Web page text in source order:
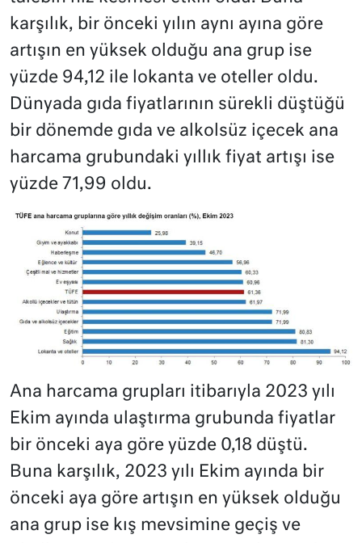
karşılık, bir önceki yılın aynı ayına göre
artışın en yüksek olduğu ana grup ise
yüzde 94,12 ile lokanta ve oteller oldu.
Dünyada gıda fiyatlarının sürekli düştüğü
bir dönemde gıda ve alkolsüz içecek ana
harcama grubundaki yıllık fiyat artışı ise
yüzde 71,99 oldu.
Ana harcama grupları itibarıyla 2023 yılı
Ekim ayında ulaştırma grubunda fiyatlar
bir önceki aya göre yüzde 0,18 düştü.
Buna karşılık, 2023 yılı Ekim ayında bir
önceki aya göre artışın en yüksek olduğu
ana grup ise kış mevsimine geçiş ve